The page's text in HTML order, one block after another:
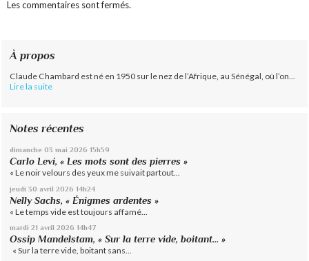
Les commentaires sont fermés.
À propos
Claude Chambard est né en 1950 sur le nez de l’Afrique, au Sénégal, où l’on...
Lire la suite
Notes récentes
dimanche 03 mai 2026 15h59
Carlo Levi, « Les mots sont des pierres »
« Le noir velours des yeux me suivait partout...
jeudi 30 avril 2026 14h24
Nelly Sachs, « Énigmes ardentes »
« Le temps vide est toujours affamé...
mardi 21 avril 2026 14h47
Ossip Mandelstam, « Sur la terre vide, boitant… »
« Sur la terre vide, boitant sans...